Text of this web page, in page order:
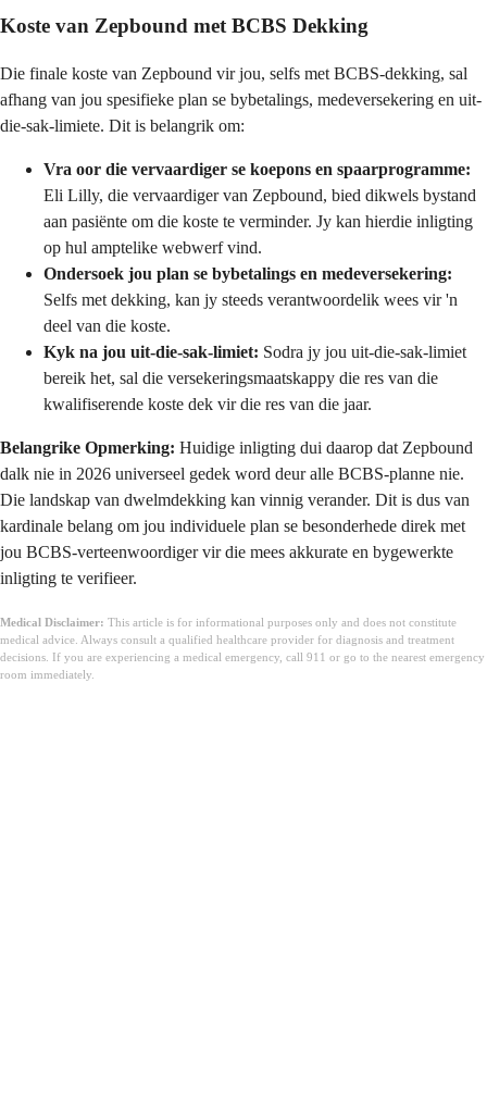
Koste van Zepbound met BCBS Dekking
Die finale koste van Zepbound vir jou, selfs met BCBS-dekking, sal
afhang van jou spesifieke plan se bybetalings, medeversekering en uit-
die-sak-limiete. Dit is belangrik om:
Vra oor die vervaardiger se koepons en spaarprogramme:
Eli Lilly, die vervaardiger van Zepbound, bied dikwels bystand
aan pasiënte om die koste te verminder. Jy kan hierdie inligting
op hul amptelike webwerf vind.
Ondersoek jou plan se bybetalings en medeversekering:
Selfs met dekking, kan jy steeds verantwoordelik wees vir 'n
deel van die koste.
Kyk na jou uit-die-sak-limiet: Sodra jy jou uit-die-sak-limiet
bereik het, sal die versekeringsmaatskappy die res van die
kwalifiserende koste dek vir die res van die jaar.
Belangrike Opmerking: Huidige inligting dui daarop dat Zepbound
dalk nie in 2026 universeel gedek word deur alle BCBS-planne nie.
Die landskap van dwelmdekking kan vinnig verander. Dit is dus van
kardinale belang om jou individuele plan se besonderhede direk met
jou BCBS-verteenwoordiger vir die mees akkurate en bygewerkte
inligting te verifieer.
Medical Disclaimer: This article is for informational purposes only and does not constitute
medical advice. Always consult a qualified healthcare provider for diagnosis and treatment
decisions. If you are experiencing a medical emergency, call 911 or go to the nearest emergency
room immediately.